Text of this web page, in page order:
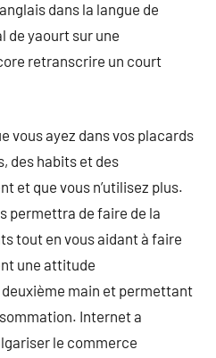
dans la langue de
de yaourt sur une
retranscrire un court
vous ayez dans vos placards
des habits et des
et que vous n’utilisez plus.
permettra de faire de la
tout en vous aidant à faire
une attitude
main et permettant
Internet a
le commerce